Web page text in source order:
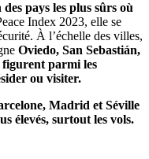
pays les plus sûrs où
Index 2023, elle se
À l’échelle des villes,
Oviedo, San Sebastián,
figurent parmi les
ou visiter.
Madrid et Séville
élevés, surtout les vols.